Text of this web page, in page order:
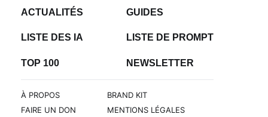
ACTUALITÉS GUIDES
LISTE DES IA LISTE DE PROMPT
TOP 100 NEWSLETTER
À PROPOS
FAIRE UN DON
BRAND KIT
MENTIONS LÉGALES